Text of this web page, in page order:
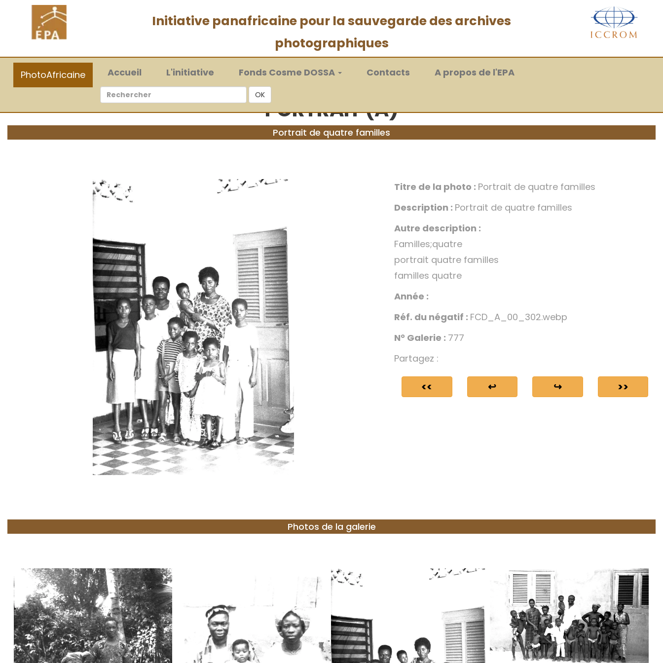
Initiative panafricaine pour la sauvegarde des archives
photographiques
PhotoAfricaine Accueil(current)L'initiative Fonds Cosme DOSSA Contacts A propos de l'EPA
OK
PORTRAIT (A)
Portrait de quatre familles
Titre de la photo : Portrait de quatre familles
Description : Portrait de quatre familles
Autre description :
Familles;quatre
portrait quatre familles
familles quatre
Année :
Réf. du négatif : FCD_A_00_302.webp
N° Galerie : 777
Partagez :
<< ↩ ↪ >>
Photos de la galerie